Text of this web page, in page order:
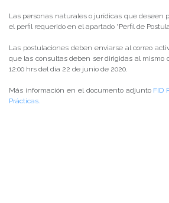
Las personas naturales o jurídicas que deseen
el perfil requerido en el apartado “Perfil de
Las postulaciones deben enviarse al correo
que las consultas deben ser dirigidas al mismo
12:00 hrs del día 22 de junio de 2020.
Más información en el documento adjunto FID
Prácticas.